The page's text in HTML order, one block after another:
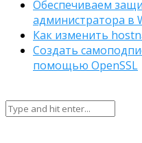
Обеспечиваем
администратора в
Как изменить
Создать
помощью OpenSSL